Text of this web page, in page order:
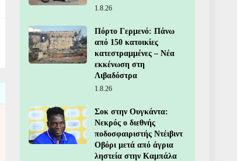
1.8.26
Πόρτο Γερμενό: Πάνω
από 150 κατοικίες
κατεστραμμένες – Νέα
εκκένωση στη
Λιβαδόστρα
1.8.26
Σοκ στην Ουγκάντα:
Νεκρός ο διεθνής
ποδοσφαιριστής Ντέιβιντ
Οβόρι μετά από άγρια
ληστεία στην Καμπάλα